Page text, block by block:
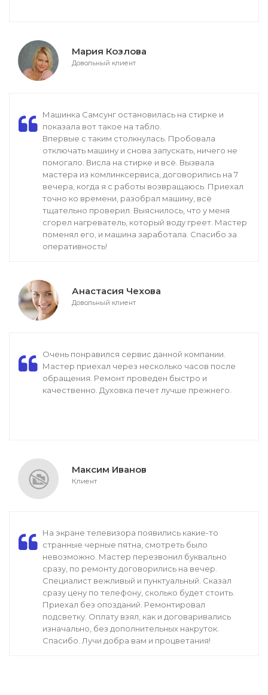
Мария Козлова
Довольный клиент
Машинка Самсунг остановилась на стирке и
показала вот такое на табло.
Впервые с таким столкнулась. Пробовала
отключать машину и снова запускать, ничего не
помогало. Висла на стирке и всё. Вызвала
мастера из комлинксервиса, договорились на 7
вечера, когда я с работы возвращаюсь. Приехал
точно ко времени, разобрал машину, всё
тщательно проверил. Выяснилось, что у меня
сгорел нагреватель, который воду греет. Мастер
поменял его, и машина заработала. Спасибо за
оперативность!
Анастасия Чехова
Довольный клиент
Очень понравился сервис данной компании.
Мастер приехал через несколько часов после
обращения. Ремонт проведен быстро и
качественно. Духовка печет лучше прежнего.
Максим Иванов
Клиент
На экране телевизора появились какие-то
странные черные пятна, смотреть было
невозможно. Мастер перезвонил буквально
сразу, по ремонту договорились на вечер.
Специалист вежливый и пунктуальный. Сказал
сразу цену по телефону, сколько будет стоить.
Приехал без опозданий. Ремонтировал
подсветку. Оплату взял, как и договаривались
изначально, без дополнительных накруток.
Спасибо. Лучи добра вам и процветания!